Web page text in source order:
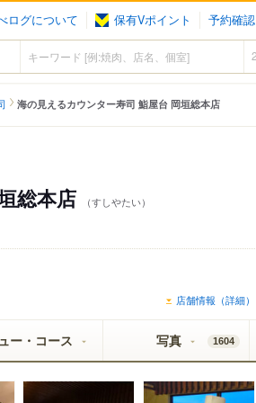
ログについて 保有Vポイント 予約確認
海の見えるカウンター寿司 鮨屋台 岡垣総本店
総本店 （すしやたい）
店舗情報（詳細）
ー・コース 写真 1604